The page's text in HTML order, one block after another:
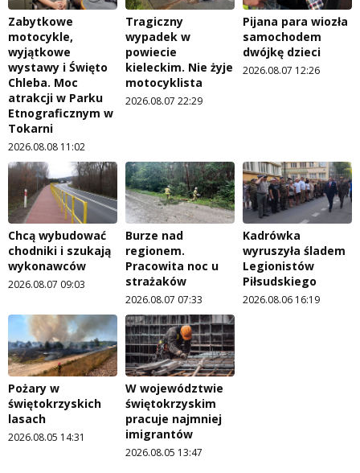
Zabytkowe
motocykle,
wyjątkowe
wystawy i Święto
Chleba. Moc
atrakcji w Parku
Etnograficznym w
Tokarni
2026.08.08 11:02
Tragiczny
wypadek w
powiecie
kieleckim. Nie żyje
motocyklista
2026.08.07 22:29
Pijana para wiozła
samochodem
dwójkę dzieci
2026.08.07 12:26
Chcą wybudować
chodniki i szukają
wykonawców
2026.08.07 09:03
Burze nad
regionem.
Pracowita noc u
strażaków
2026.08.07 07:33
Kadrówka
wyruszyła śladem
Legionistów
Piłsudskiego
2026.08.06 16:19
Pożary w
świętokrzyskich
lasach
2026.08.05 14:31
W województwie
świętokrzyskim
pracuje najmniej
imigrantów
2026.08.05 13:47